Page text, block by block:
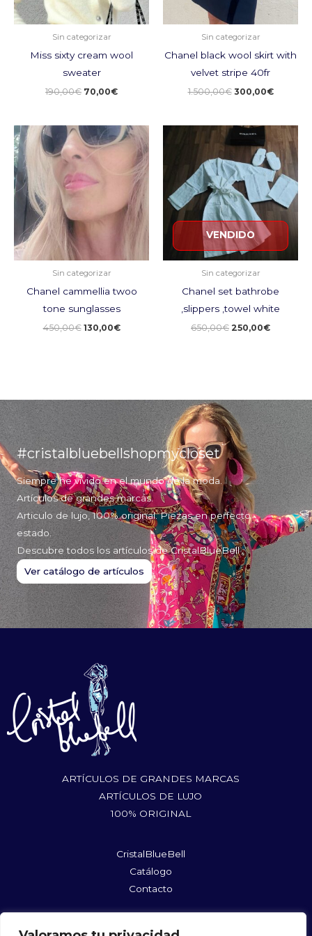
Sin categorizar
Miss sixty cream wool
sweater
190,00€ 70,00€
Sin categorizar
Chanel black wool skirt with
velvet stripe 40fr
1.500,00€ 300,00€
Sin categorizar
Chanel cammellia twoo
tone sunglasses
450,00€
El
precio
original
450,00€.
130,00€
El
precio
actual
es:
130,00€.
VENDIDO
Sin categorizar
Chanel set bathrobe
,slippers ,towel white
650,00€
El
original
era:
650,00€.
250,00€
precio
actual
es:
250,00€.
#cristalbluebellshopmycloset
Siempre he vivido en el mundo de la moda.
Artículos de grandes marcas.
Articulo de lujo, 100% original. Piezas en perfecto
estado.
Descubre todos los artículos de CristalBlueBell
Ver catálogo de artículos
ARTÍCULOS DE GRANDES MARCAS
ARTÍCULOS DE LUJO
100% ORIGINAL
CristalBlueBell
Catálogo
Contacto